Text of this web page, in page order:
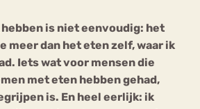
hebben is niet eenvoudig: het
meer dan het eten zelf, waar ik
Iets wat voor mensen die
met eten hebben gehad,
is. En heel eerlijk: ik
Chat
Forum
Anorexia Nervosa
Sport
Trauma